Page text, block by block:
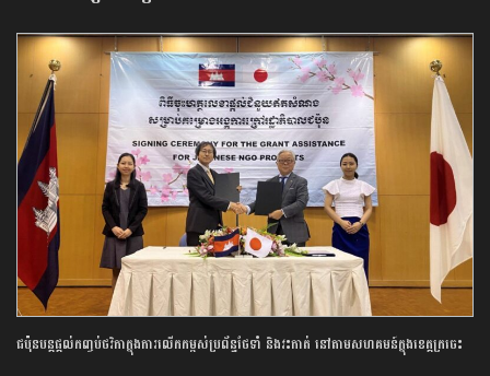
ជប៉ុនបន្តផ្តល់កញ្ចប់ថវិកាក្នុងការលើកកម្ពស់ប្រព័ន្ធថែទាំ និងវះកាត់ នៅតាមសហគមន៍ក្នុងខេត្តក្រចេះ